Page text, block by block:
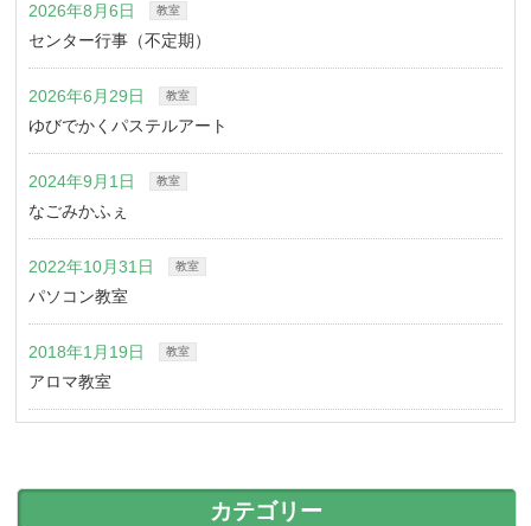
2026年8月6日 教室
センター行事（不定期）
2026年6月29日 教室
ゆびでかくパステルアート
2024年9月1日 教室
なごみかふぇ
2022年10月31日 教室
パソコン教室
2018年1月19日 教室
アロマ教室
カテゴリー